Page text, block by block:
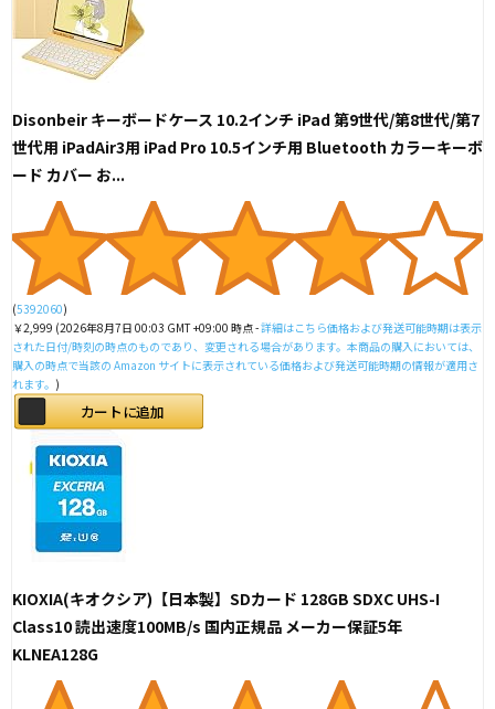
Disonbeir キーボードケース 10.2インチ iPad 第9世代/第8世代/第7
世代用 iPadAir3用 iPad Pro 10.5インチ用 Bluetooth カラーキーボ
ード カバー お...
(5392060)
￥2,999 (2026年8月7日 00:03 GMT +09:00 時点 -詳細はこちら価格および発送可能時期は表示
された日付/時刻の時点のものであり、変更される場合があります。本商品の購入においては、
購入の時点で当該の Amazon サイトに表示されている価格および発送可能時期の情報が適用さ
れます。 )
カートに追加
KIOXIA(キオクシア)【日本製】SDカード 128GB SDXC UHS-I
Class10 読出速度100MB/s 国内正規品 メーカー保証5年
KLNEA128G